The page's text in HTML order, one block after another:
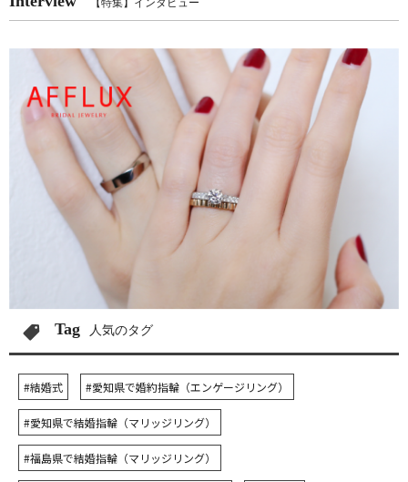
【特集】インタビュー
Tag 人気のタグ
#結婚式 #愛知県で婚約指輪（エンゲージリング）
#愛知県で結婚指輪（マリッジリング）
#福島県で結婚指輪（マリッジリング）